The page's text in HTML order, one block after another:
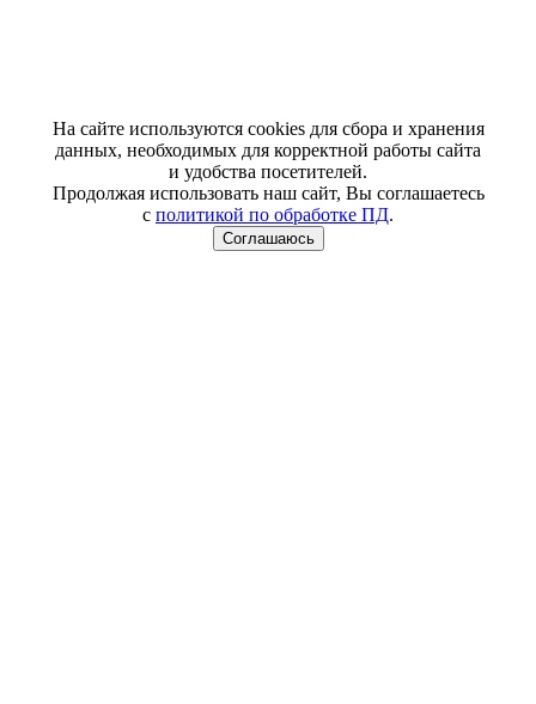
На сайте используются cookies для сбора и хранения
данных, необходимых для корректной работы сайта
и удобства посетителей.
Продолжая использовать наш сайт, Вы соглашаетесь
с политикой по обработке ПД.
Соглашаюсь